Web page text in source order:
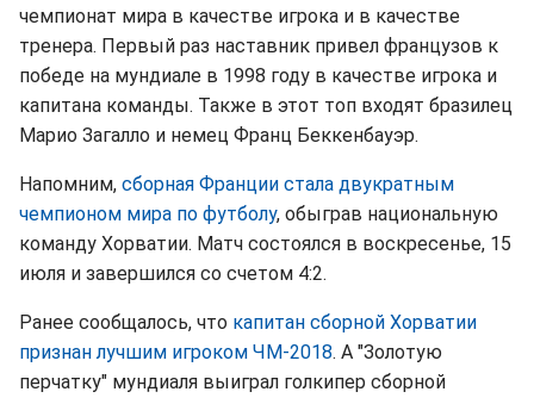
чемпионат мира в качестве игрока и в качестве
тренера. Первый раз наставник привел французов к
победе на мундиале в 1998 году в качестве игрока и
капитана команды. Также в этот топ входят бразилец
Марио Загалло и немец Франц Беккенбауэр.
Напомним, сборная Франции стала двукратным
чемпионом мира по футболу, обыграв национальную
команду Хорватии. Матч состоялся в воскресенье, 15
июля и завершился со счетом 4:2.
Ранее сообщалось, что капитан сборной Хорватии
признан лучшим игроком ЧМ-2018. А "Золотую
перчатку" мундиаля выиграл голкипер сборной